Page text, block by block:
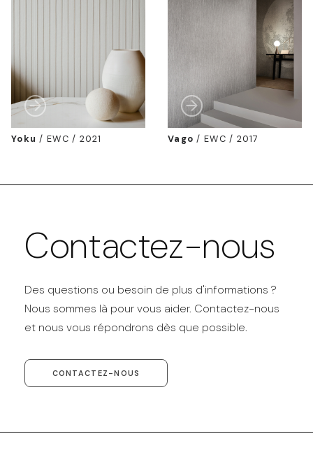
Yoku / EWC / 2021 Vago / EWC / 2017
Contactez-nous
Des questions ou besoin de plus d'informations ?
Nous sommes là pour vous aider. Contactez-nous
et nous vous répondrons dès que possible.
CONTACTEZ-NOUS